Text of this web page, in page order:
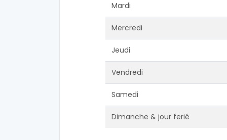
Mardi
Mercredi
Jeudi
Vendredi
Samedi
Dimanche & jour ferié